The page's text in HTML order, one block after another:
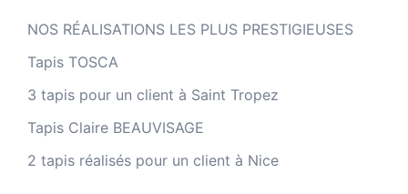
NOS RÉALISATIONS LES PLUS PRESTIGIEUSES
Tapis TOSCA
3 tapis pour un client à Saint Tropez
Tapis Claire BEAUVISAGE
2 tapis réalisés pour un client à Nice